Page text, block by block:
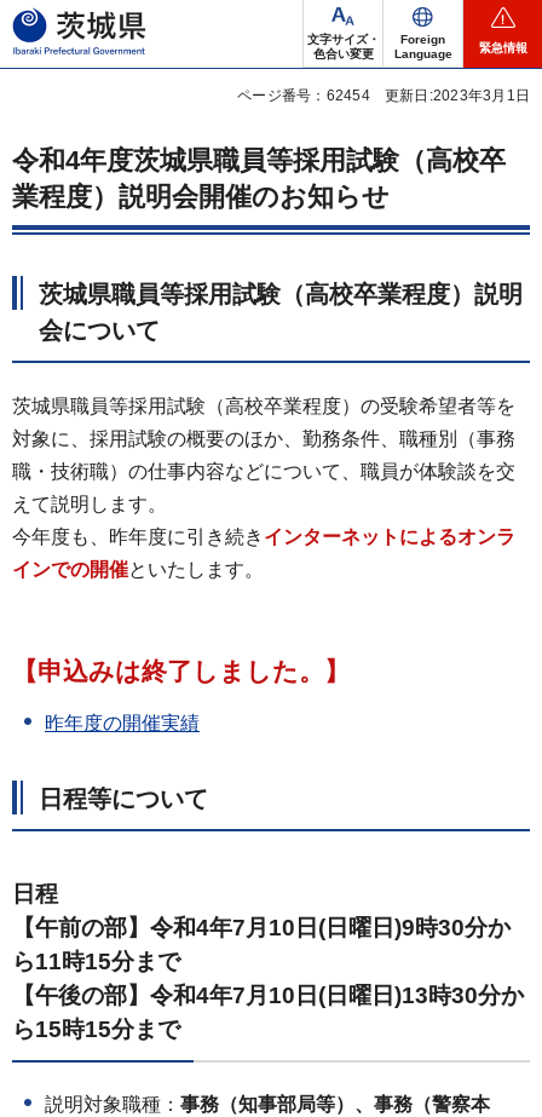
茨城県
文字サイズ・
色合い変更
Foreign
Language
緊急情報
ページ番号：62454 更新日:2023年3月1日
令和4年度茨城県職員等採用試験（高校卒
業程度）説明会開催のお知らせ
茨城県職員等採用試験（高校卒業程度）説明
会について
茨城県職員等採用試験（高校卒業程度）の受験希望者等を
対象に、採用試験の概要のほか、勤務条件、職種別（事務
職・技術職）の仕事内容などについて、職員が体験談を交
えて説明します。
今年度も、昨年度に引き続き インターネットによるオンラ
インでの開催といたします。
【申込みは終了しました。】
昨年度の開催実績
日程等について
日程
【午前の部】令和4年7月10日(日曜日)9時30分か
ら11時15分まで
【午後の部】令和4年7月10日(日曜日)13時30分か
ら15時15分まで
説明対象職種： 事務（知事部局等）、事務（警察本